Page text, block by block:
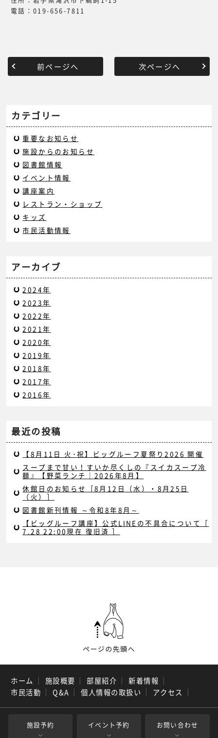
電話：019-656-7811
前ページへ 次ページへ
カテゴリー
重要なお知らせ
施設からのお知らせ
図書館情報
イベント情報
講座案内
レストラン・ショップ
キッズ
市民活動情報
アーカイブ
2024年
2023年
2022年
2021年
2020年
2019年
2018年
2017年
2016年
最近の投稿
【8月11日 火･祝】ビッグルーフ夏祭り2026 開催
スープまで甘い！すいか尽くしの『スイカスープ冷
麺』【野菜ランチ｜2026年8月】
休館日のお知らせ［8月12日（水）・8月25日
（火）］
図書館新刊情報 ～令和8年8月～
【ビッグルーフ講座】公式LINEの不具合について［
7.28 22:00現在 復旧済 ］
ホーム ｜ 施設概要 ｜ 部屋紹介 ｜ 新着情報 ｜
市民活動 ｜ Q&A ｜ 個人情報の取扱い ｜ アクセス ｜
施設予約 イベント予約 お問い合わせ